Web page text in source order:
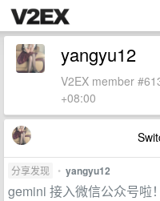
yangyu12
V2EX member
+08:00
分享发现 • yangyu12
gemini 接入微信公众号啦！